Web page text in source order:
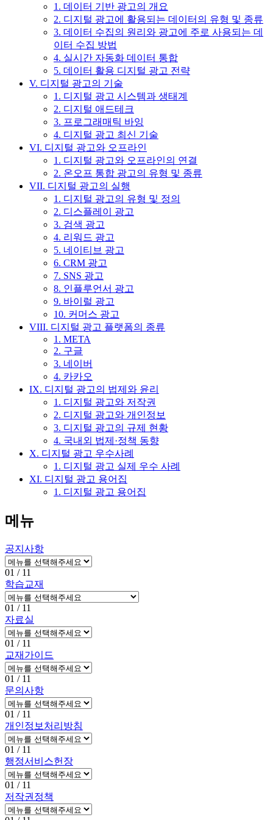
1. 데이터 기반 광고의 개요
2. 디지털 광고에 활용되는 데이터의 유형 및 종류
3. 데이터 수집의 원리와 광고에 주로 사용되는 데
이터 수집 방법
4. 실시간 자동화 데이터 통합
5. 데이터 활용 디지털 광고 전략
V. 디지털 광고의 기술
1. 디지털 광고 시스템과 생태계
2. 디지털 애드테크
3. 프로그래매틱 바잉
4. 디지털 광고 최신 기술
VI. 디지털 광고와 오프라인
1. 디지털 광고와 오프라인의 연결
2. 온오프 통합 광고의 유형 및 종류
VII. 디지털 광고의 실행
1. 디지털 광고의 유형 및 정의
2. 디스플레이 광고
3. 검색 광고
4. 리워드 광고
5. 네이티브 광고
6. CRM 광고
7. SNS 광고
8. 인플루언서 광고
9. 바이럴 광고
10. 커머스 광고
VIII. 디지털 광고 플랫폼의 종류
1. META
2. 구글
3. 네이버
4. 카카오
IX. 디지털 광고의 법제와 윤리
1. 디지털 광고와 저작권
2. 디지털 광고와 개인정보
3. 디지털 광고의 규제 현황
4. 국내외 법제·정책 동향
X. 디지털 광고 우수사례
1. 디지털 광고 실제 우수 사례
XI. 디지털 광고 용어집
1. 디지털 광고 용어집
메뉴
공지사항
01 / 11
학습교재
01 / 11
자료실
01 / 11
교재가이드
01 / 11
문의사항
01 / 11
개인정보처리방침
01 / 11
행정서비스헌장
01 / 11
저작권정책